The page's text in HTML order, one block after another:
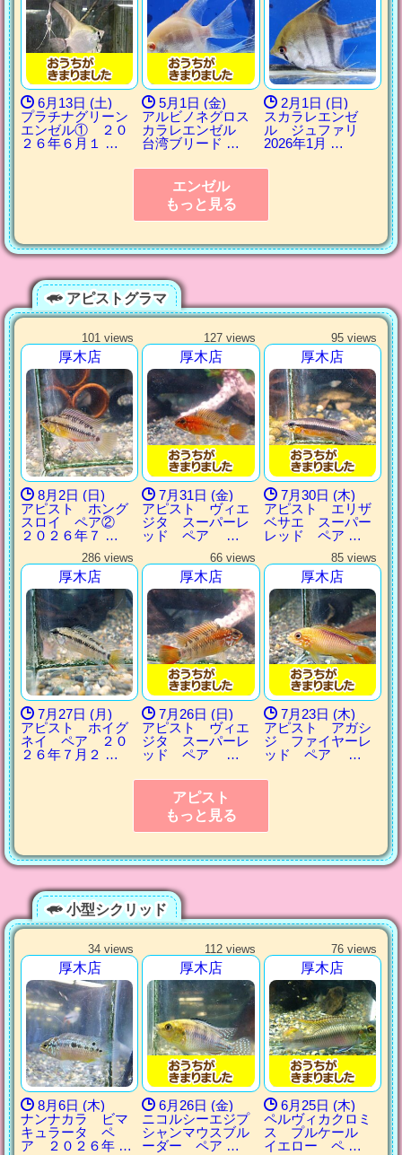
6月13日 (土)
プラチナグリーン
エンゼル① ２０
２６年６月１ …
5月1日 (金)
アルビノネグロス
カラレエンゼル
台湾ブリード …
2月1日 (日)
スカラレエンゼ
ル ジュファリ
2026年1月 …
エンゼル
もっと見る
アピストグラマ
101 views
厚木店
8月2日 (日)
アピスト ホング
スロイ ペア②
２０２６年７ …
127 views
厚木店
7月31日 (金)
アピスト ヴィエ
ジタ スーパーレ
ッド ペア …
95 views
厚木店
7月30日 (木)
アピスト エリザ
ベサエ スーパー
レッド ペア …
286 views
厚木店
7月27日 (月)
アピスト ホイグ
ネイ ペア ２０
２６年７月２ …
66 views
厚木店
7月26日 (日)
アピスト ヴィエ
ジタ スーパーレ
ッド ペア …
85 views
厚木店
7月23日 (木)
アピスト アガシ
ジ ファイヤーレ
ッド ペア …
アピスト
もっと見る
小型シクリッド
34 views
厚木店
8月6日 (木)
ナンナカラ ビマ
キュラータ ペ
ア ２０２６年 …
112 views
厚木店
6月26日 (金)
ニコルシーエジプ
シャンマウスブル
ーダー ペア …
76 views
厚木店
6月25日 (木)
ペルヴィカクロミ
ス プルケール
イエロー ペ …